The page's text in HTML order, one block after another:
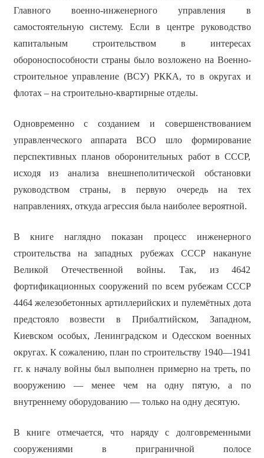
Главного военно-инженерного управления в
самостоятельную систему. Если в центре руководство
капитальным строительством в интересах
обороноспособности страны было возложено на Военно-
строительное управление (ВСУ) РККА, то в округах и
флотах – на строительно-квартирные отделы.
Одновременно с созданием и совершенствованием
управленческого аппарата ВСО шло формирование
перспективных планов оборонительных работ в СССР,
исходя из анализа внешнеполитической обстановки
руководством страны, в первую очередь на тех
направлениях, откуда агрессия была наиболее вероятной.
В книге наглядно показан процесс инженерного
строительства на западных рубежах СССР накануне
Великой Отечественной войны. Так, из 4642
фортификационных сооружений по всем рубежам СССР
4464 железобетонных артиллерийских и пулемётных дота
предстояло возвести в Прибалтийском, Западном,
Киевском особых, Ленинградском и Одесском военных
округах. К сожалению, план по строительству 1940—1941
гг. к началу войны был выполнен примерно на треть, по
вооружению — менее чем на одну пятую, а по
внутреннему оборудованию — только на одну десятую.
В книге отмечается, что наряду с долговременными
сооружениями в приграничной полосе